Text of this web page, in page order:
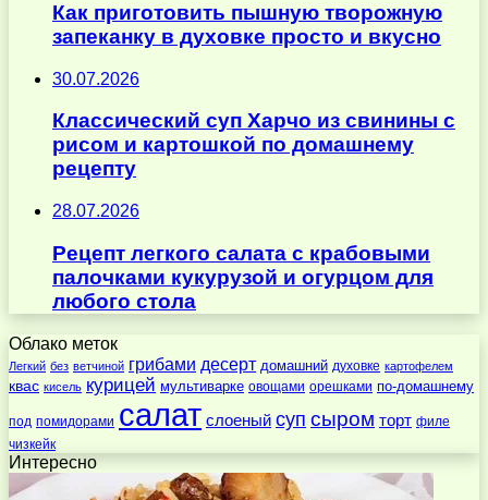
Как приготовить пышную творожную
запеканку в духовке просто и вкусно
30.07.2026
Классический суп Харчо из свинины с
рисом и картошкой по домашнему
рецепту
28.07.2026
Рецепт легкого салата с крабовыми
палочками кукурузой и огурцом для
любого стола
Облако меток
Легкий без ветчиной грибами десерт домашний духовке картофелем
квас кисель курицей мультиварке овощами орешками по-домашнему
под помидорами салат слоеный суп сыром торт филе
чизкейк
Интересно